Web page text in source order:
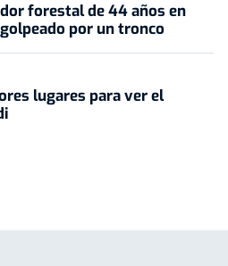
forestal de 44 años en
por un tronco
lugares para ver el